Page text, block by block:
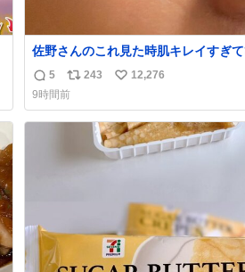
佐野さんのこれ見た時肌キレイすぎ
りしたし、やはりアイドルって体型･
ごすぎる
返
信
数
5
リ
ポ
ス
数
243
い
ね
数
12,276
9時間前